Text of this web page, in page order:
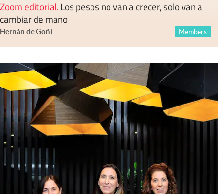
Zoom editorial. Los pesos no van a crecer, solo van a
cambiar de mano
Hernán de Goñi Members